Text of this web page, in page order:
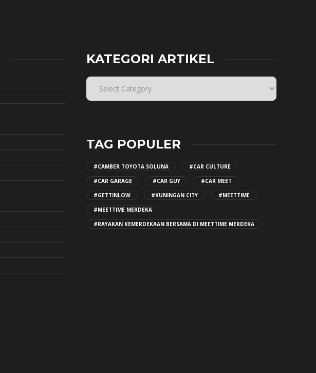
KATEGORI ARTIKEL
TAG POPULER
#CAMBER TOYOTA SOLUNA
#CAR CULTURE
#CAR GARAGE
#CAR GUY
#CAR MEET
#GETTINLOW
#KUNINGAN CITY
#MEETTIME
#MEETTIME MERDEKA
#RAYAKAN KEMERDEKAAN BERSAMA DI MEETTIME MERDEKA